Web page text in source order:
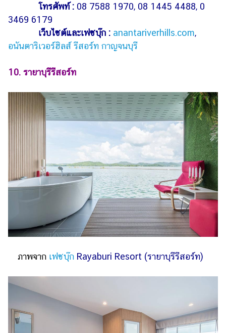
โทรศัพท์ : 08 7588 1970, 08 1445 4488, 0
3469 6179
เว็บไซต์และเฟซบุ๊ก : anantariverhills.com,
อนันตาริเวอร์ฮิลส์ รีสอร์ท กาญจนบุรี
10. รายาบุรีรีสอร์ท
ภาพจาก เฟซบุ๊ก Rayaburi Resort (รายาบุรีรีสอร์ท)